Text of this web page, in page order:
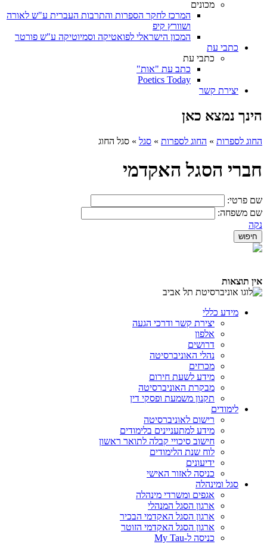
מכונים
המרכז לחקר הספרות והתרבות העברית ע"ש לאורה
ושוורץ קיפ
המכון הישראלי לפואטיקה וסמיוטיקה ע"ש פורטר
כתבי עת
כתבי עת
כתב עת "אות"
Poetics Today
יצירת קשר
הינך נמצא כאן
החוג לספרות » החוג לספרות » סגל » סגל החוג
חברי הסגל האקדמי
שם פרטי:
שם משפחה:
נקה
אין תוצאות
מידע כללי
יצירת קשר ודרכי הגעה
אלפון
דרושים
נהלי האוניברסיטה
מכרזים
מידע לשעת חירום
מבקרת האוניברסיטה
תקנון משמעת ופסקי דין
לימודים
רישום לאוניברסיטה
מידע למתעניינים בלימודים
חישוב סיכויי קבלה לתואר ראשון
לוח שנת הלימודים
ידיעונים
כניסה לאזור האישי
סגל ומינהלה
אגפים ומשרדי מינהלה
ארגון הסגל המנהלי
ארגון הסגל האקדמי הבכיר
ארגון הסגל האקדמי הזוטר
כניסה ל-My Tau